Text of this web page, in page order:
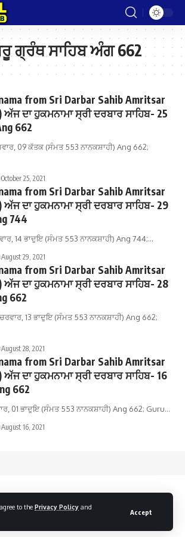
to the Privacy Policy and
Accept
ਗ੍ਰੰਥ ਸਾਹਿਬ ਅੰਗ 662
from Sri Darbar Sahib Amritsar
ਅੱਜ ਦਾ ਹੁਕਮਨਾਮਾ ਸ੍ਰੀ ਦਰਬਾਰ ਸਾਹਿਬ- 25
662
09 ਕੱਤਕ (ਸੰਮਤ 553 ਨਾਨਕਸ਼ਾਹੀ) Ang 662;
October 25, 2021
from Sri Darbar Sahib Amritsar
ਅੱਜ ਦਾ ਹੁਕਮਨਾਮਾ ਸ੍ਰੀ ਦਰਬਾਰ ਸਾਹਿਬ- 29
744
14 ਭਾਦੁਇ (ਸੰਮਤ 553 ਨਾਨਕਸ਼ਾਹੀ) Ang 744;…
August 29, 2021
from Sri Darbar Sahib Amritsar
ਅੱਜ ਦਾ ਹੁਕਮਨਾਮਾ ਸ੍ਰੀ ਦਰਬਾਰ ਸਾਹਿਬ- 28
662
13 ਭਾਦੁਇ (ਸੰਮਤ 553 ਨਾਨਕਸ਼ਾਹੀ) Ang 662;
August 28, 2021
from Sri Darbar Sahib Amritsar
ਅੱਜ ਦਾ ਹੁਕਮਨਾਮਾ ਸ੍ਰੀ ਦਰਬਾਰ ਸਾਹਿਬ- 16
662
01 ਭਾਦੁਇ (ਸੰਮਤ 553 ਨਾਨਕਸ਼ਾਹੀ) Ang 662; Guru…
August 16, 2021